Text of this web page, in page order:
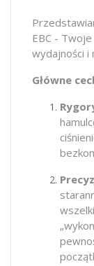
EBC -
wydajności i
Główne